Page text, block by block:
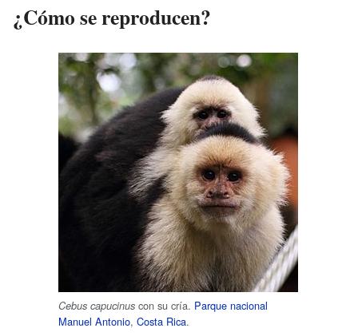
¿Cómo se reproducen?
Cebus capucinus con su cría. Parque nacional
Manuel Antonio, Costa Rica.